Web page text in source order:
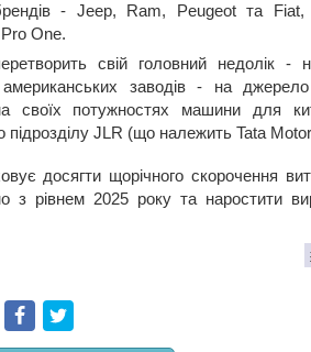
- Jeep, Ram, Peugeot та
Pro One.
свій головний недолік -
заводів - на
своїх потужностях машини для
підрозділу JLR (що належить Tata
досягти щорічного скорочення
з рівнем 2025 року та наростити
Facebook